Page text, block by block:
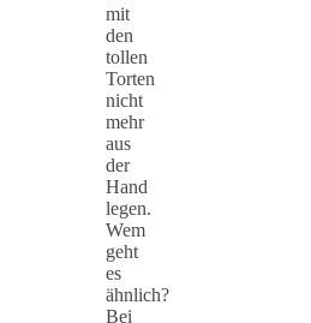
mit
den
tollen
Torten
nicht
mehr
aus
der
Hand
legen.
Wem
geht
es
ähnlich?
Bei